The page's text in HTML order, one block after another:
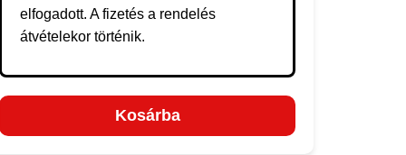
elfogadott. A fizetés a rendelés
átvételekor történik.
Kosárba